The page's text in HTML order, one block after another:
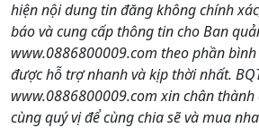
hiện nội dung tin đăng không chính
báo và cung cấp thông tin cho Ban
www.0886800009.com theo phần
được hỗ trợ nhanh và kịp thời nhất.
www.0886800009.com xin chân
cùng quý vị để cùng chia sẽ và mua